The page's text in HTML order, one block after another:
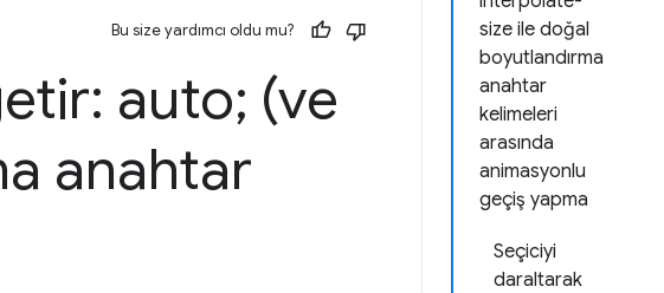
size ile doğal
boyutlandırma
anahtar
kelimeleri
arasında
animasyonlu
geçiş yapma
Seçiciyi
daraltarak
Bu size yardımcı oldu mu?
auto; (ve
anahtar